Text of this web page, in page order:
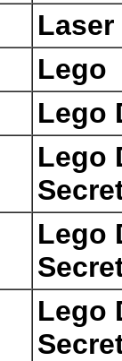
Lego
Lego
Lego
Lego
Lego